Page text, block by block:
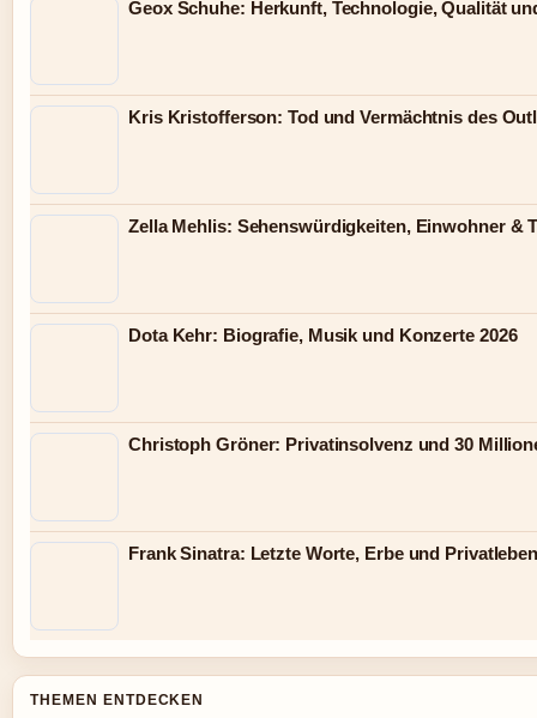
Geox Schuhe: Herkunft, Technologie, Qualität
Kris Kristofferson: Tod und Vermächtnis des
Zella Mehlis: Sehenswürdigkeiten, Einwohner &
Dota Kehr: Biografie, Musik und Konzerte 2026
Christoph Gröner: Privatinsolvenz und 30
Frank Sinatra: Letzte Worte, Erbe und
THEMEN ENTDECKEN